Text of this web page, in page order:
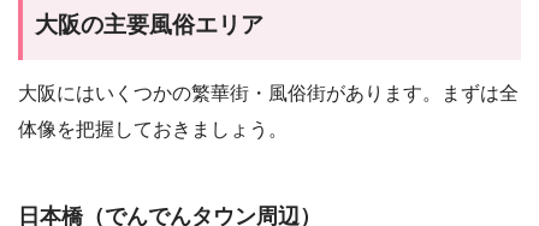
大阪の主要風俗エリア
大阪にはいくつかの繁華街・風俗街があります。まずは全
体像を把握しておきましょう。
日本橋（でんでんタウン周辺）